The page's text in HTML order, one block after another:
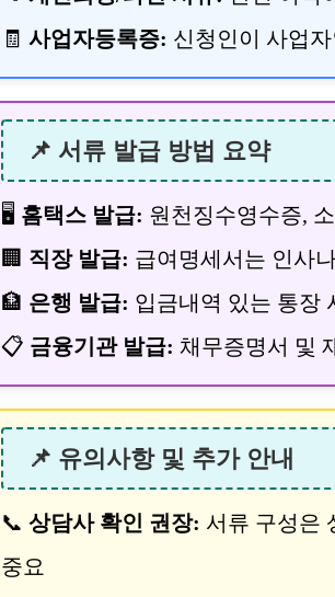
🧾 사업자등록증: 신청인이 사업
📌 서류 발급 방법 요약
🖥️ 홈택스 발급: 원천징수영수증,
🏢 직장 발급: 급여명세서는 인사
🏦 은행 발급: 입금내역 있는 통장
📋 금융기관 발급: 채무증명서 및
📌 유의사항 및 추가 안내
📞 상담사 확인 권장: 서류 구성은
중요